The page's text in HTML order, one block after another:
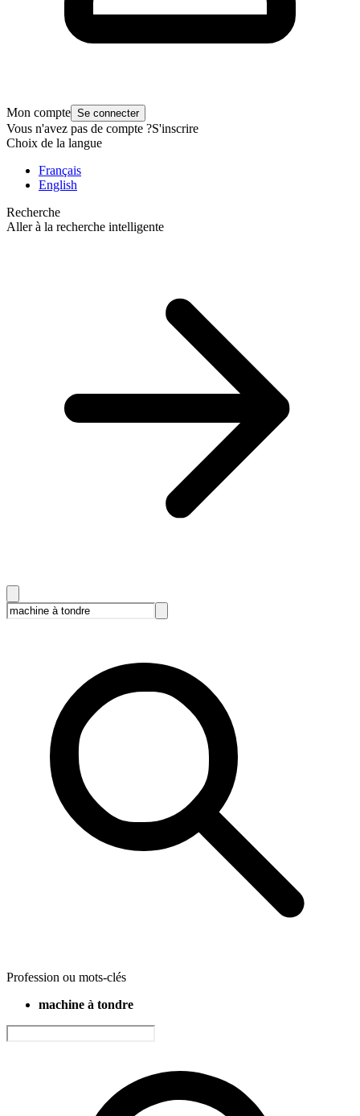
Mon compte Se connecter
Vous n'avez pas de compte ?S'inscrire
Choix de la langue
Français
English
Recherche
Aller à la recherche intelligente
Profession ou mots-clés
machine à tondre